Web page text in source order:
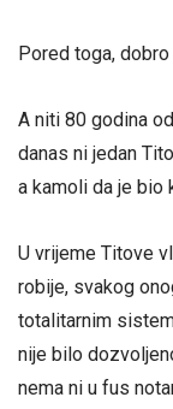
Pored toga,
A niti 80 godina
danas ni jedan
a kamoli da je bio
U vrijeme Titove
robije, svakog
totalitarnim
nije bilo
nema ni u fus